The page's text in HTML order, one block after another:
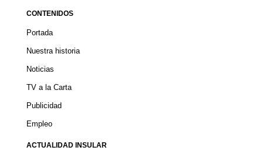
CONTENIDOS
Portada
Nuestra historia
Noticias
TV a la Carta
Publicidad
Empleo
ACTUALIDAD INSULAR